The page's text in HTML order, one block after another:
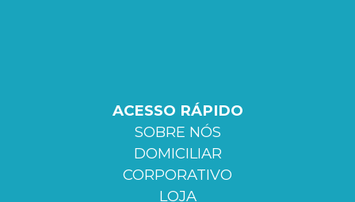
ACESSO RÁPIDO
SOBRE NÓS
DOMICILIAR
CORPORATIVO
LOJA